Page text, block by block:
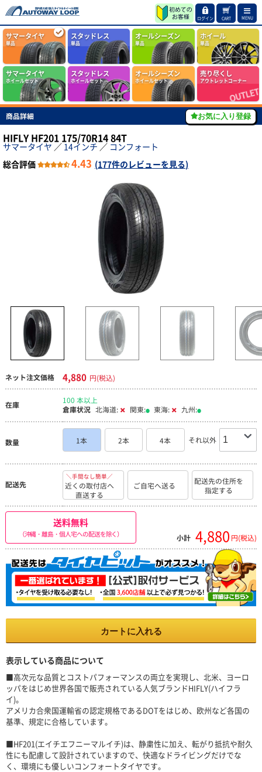
ログイン CART MENU
サマータイヤ
単品
スタッドレス
単品
オールシーズン
単品
ホイール
単品
サマータイヤ
ホイールセット
スタッドレス
ホイールセット
オールシーズン
ホイールセット
売り尽くし
アウトレットコーナー
商品詳細 お気に入り登録
HIFLY HF201 175/70R14 84T
サマータイヤ ／ 14インチ ／ コンフォート
総合評価
4.43 (177件のレビューを見る)
ネット注文価格 4,880 円(税込)
在庫
100 本以上
倉庫状況 北海道: 関東: 東海: 九州:
数量 1本 2本 4本 それ以外
配送先
＼手間なし簡単／
近くの取付店へ
直送する
ご自宅へ送る
配送先の住所を
指定する
送料無料
（沖縄・離島・個人宅への配送を除く） 小計 4,880 円(税込)
カートに入れる
表示している商品について
■高次元な品質とコストパフォーマンスの両立を実現し、北米、ヨーロ
ッパをはじめ世界各国で販売されている人気ブランドHIFLY(ハイフラ
イ)。
アメリカ合衆国運輸省の認定規格であるDOTをはじめ、欧州など各国の
基準、規定に合格しています。
■HF201(エイチエフニーマルイチ)は、静粛性に加え、転がり抵抗や耐久
性にも配慮して設計されていますので、快適なドライビングだけでな
く、環境にも優しいコンフォートタイヤです。